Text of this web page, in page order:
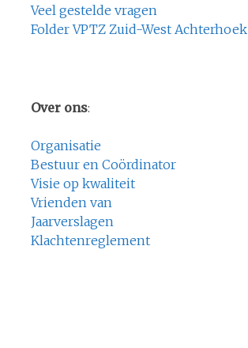
Veel gestelde vragen
Folder VPTZ Zuid-West Achterhoek
Over ons:
Organisatie
Bestuur en Coördinator
Visie op kwaliteit
Vrienden van
Jaarverslagen
Klachtenreglement